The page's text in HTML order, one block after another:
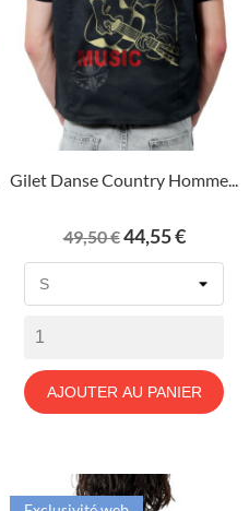
Gilet Danse Country Homme...
Prix
de
49,50 €Prix
44,55 €
AJOUTER AU PANIER